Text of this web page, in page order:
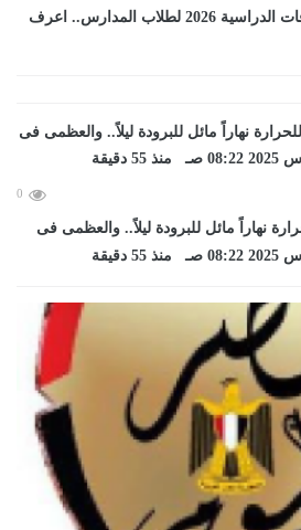
أماكن وطرق سداد المصروفات الدراسية 2026 لطلاب المدارس.. اعرف
0
نهاراً مائل للبرودة ليلاً.. والعظمى فى